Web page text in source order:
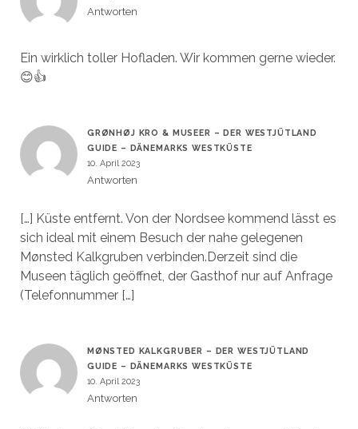
Antworten
Ein wirklich toller Hofladen. Wir kommen gerne wieder.
😊👍
GRØNHØJ KRO & MUSEER – DER WESTJÜTLAND
GUIDE – DÄNEMARKS WESTKÜSTE
10. April 2023
Antworten
[…] Küste entfernt. Von der Nordsee kommend lässt es
sich ideal mit einem Besuch der nahe gelegenen
Mønsted Kalkgruben verbinden.Derzeit sind die
Museen täglich geöffnet, der Gasthof nur auf Anfrage
(Telefonnummer […]
MØNSTED KALKGRUBER – DER WESTJÜTLAND
GUIDE – DÄNEMARKS WESTKÜSTE
10. April 2023
Antworten